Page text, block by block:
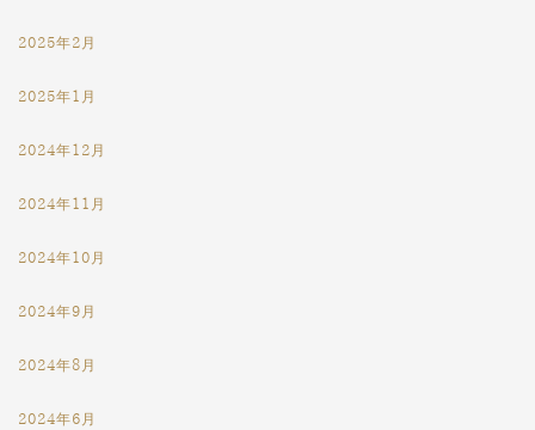
2025年2月
2025年1月
2024年12月
2024年11月
2024年10月
2024年9月
2024年8月
2024年6月